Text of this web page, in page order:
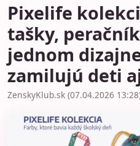
Pixelife
tašky,
jednom
zamilujú deti
ZenskyKlub.sk (07.04.2026